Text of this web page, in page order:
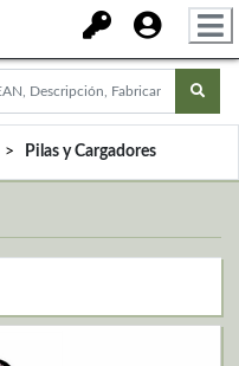
Pilas y Cargadores